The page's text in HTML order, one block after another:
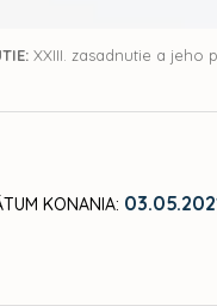
XXIII. zasadnutie a jeho
KONANIA: